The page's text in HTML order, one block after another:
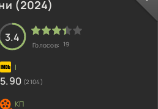
(2024)
3.4
Голосов: 19
5.90 (2104)